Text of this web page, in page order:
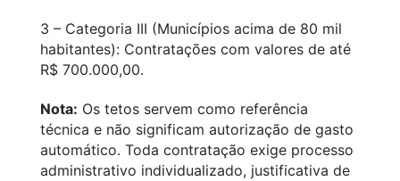
3 – Categoria III (Municípios acima de 80 mil
habitantes): Contratações com valores de até
R$ 700.000,00.
Nota: Os tetos servem como referência
técnica e não significam autorização de gasto
automático. Toda contratação exige processo
administrativo individualizado, justificativa de